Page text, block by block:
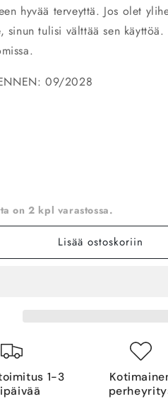
hyvää terveyttä. Jos olet
sinun tulisi välttää sen
09/2028
on 2 kpl varastossa.
Lisää ostoskoriin
1-3